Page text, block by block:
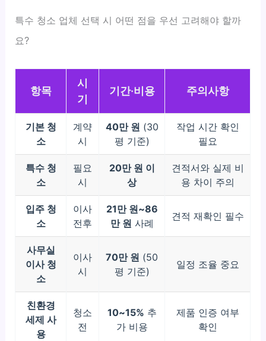
특수 청소 업체 선택 시 어떤 점을 우선 고려해야 할까
요?
항목
시
기
기간·비용 주의사항
기본 청
소
계약
시
40만 원 (30
평 기준)
작업 시간 확인
필요
특수 청
소
필요
시
20만 원 이
상
견적서와 실제 비
용 차이 주의
입주 청
소
이사
전후
21만 원~86
만 원 사례
견적 재확인 필수
사무실
이사 청
소
이사
시
70만 원 (50
평 기준)
일정 조율 중요
친환경
세제 사
용
청소
전
10~15% 추
가 비용
제품 인증 여부
확인